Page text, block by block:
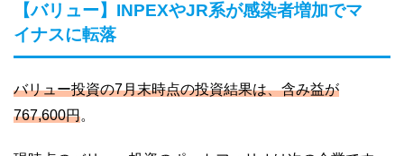
【バリュー】INPEXやJR系が感染者増加でマ
イナスに転落
バリュー投資の7月末時点の投資結果は、含み益が
767,600円。